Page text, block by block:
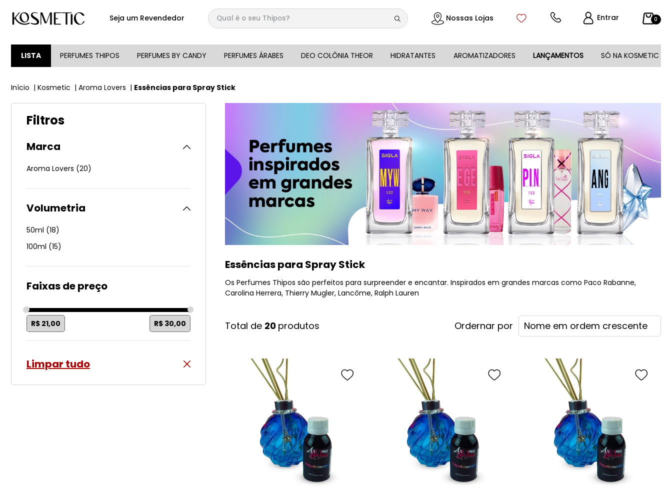
Seja um Revendedor
Qual é o seu Thipos?
Nossas Lojas Entrar 0
LISTA PERFUMES THIPOS PERFUMES BY CANDY PERFUMES ÁRABES DEO COLÔNIA THEOR HIDRATANTES AROMATIZADORES LANÇAMENTOS SÓ NA KOSMETIC
Kosmetic Aroma Lovers Essências para Spray Stick
Filtros
Marca
Aroma Lovers (20)
Volumetria
50ml (18)
100ml (15)
Faixas de preço
R$ 21,00 R$ 30,00
Limpar tudo
Essências para Spray Stick
Os Perfumes Thipos são perfeitos para surpreender e encantar. Inspirados em grandes marcas como Paco Rabanne,
Carolina Herrera, Thierry Mugler, Lancôme, Ralph Lauren
20 produtos Nome em ordem crescente
1 º
144
3º
146
4º
box